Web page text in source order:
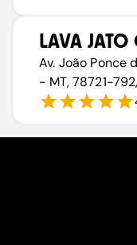
LAVA
Av. João Ponce
- MT, 78721-